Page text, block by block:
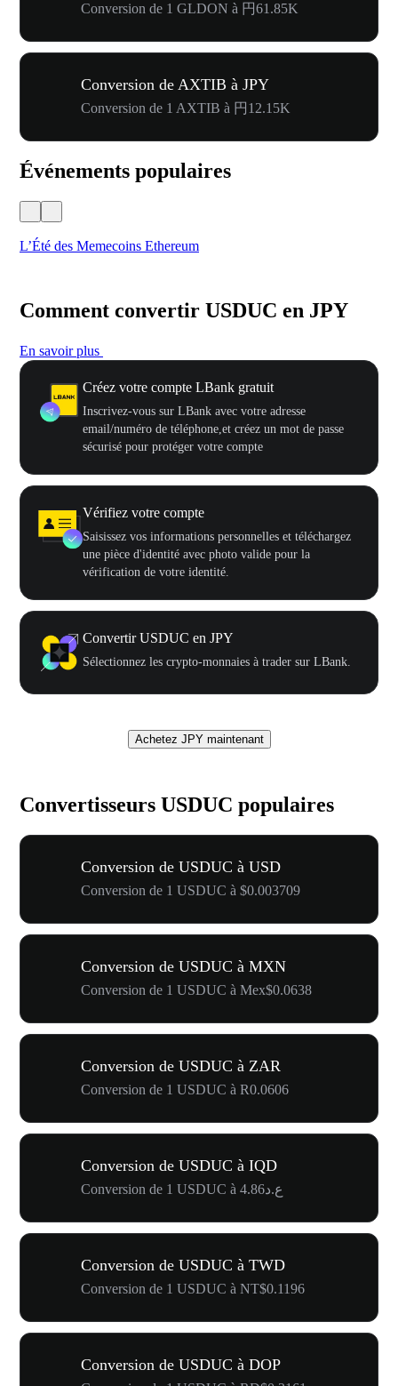
Conversion de 1 GLDON à 円61.85K
Conversion de AXTIB à JPY
Conversion de 1 AXTIB à 円12.15K
Événements populaires
L’Été des Memecoins Ethereum
Comment convertir USDUC en JPY
En savoir plus
Créez votre compte LBank gratuit
Inscrivez-vous sur LBank avec votre adresse
email/numéro de téléphone,et créez un mot de passe
sécurisé pour protéger votre compte
Vérifiez votre compte
Saisissez vos informations personnelles et téléchargez
une pièce d'identité avec photo valide pour la
vérification de votre identité.
Convertir USDUC en JPY
Sélectionnez les crypto-monnaies à trader sur LBank.
Achetez JPY maintenant
Convertisseurs USDUC populaires
Conversion de USDUC à USD
Conversion de 1 USDUC à $0.003709
Conversion de USDUC à MXN
Conversion de 1 USDUC à Mex$0.0638
Conversion de USDUC à ZAR
Conversion de 1 USDUC à R0.0606
Conversion de USDUC à IQD
Conversion de 1 USDUC à ع.د4.86
Conversion de USDUC à TWD
Conversion de 1 USDUC à NT$0.1196
Conversion de USDUC à DOP